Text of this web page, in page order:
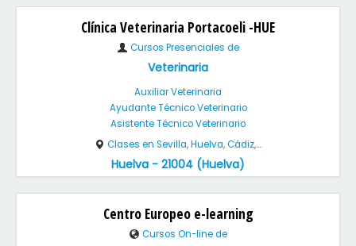
Clínica Veterinaria Portacoeli -HUE
Cursos Presenciales de
Veterinaria
Auxiliar Veterinaria
Ayudante Técnico Veterinario
Asistente Técnico Veterinario
Clases en Sevilla, Huelva, Cádiz,....
Huelva - 21004 (Huelva)
Centro Europeo e-learning
Cursos On-line de